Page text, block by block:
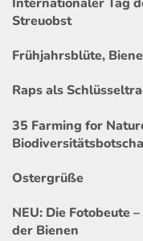
Streuobst
Frühjahrsblüte,
Raps als
35 Farming for
Ostergrüße
NEU: Die Fotobeute
der Bienen